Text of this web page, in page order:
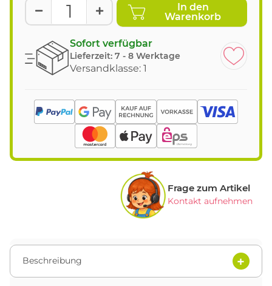
In den
Warenkorb
Sofort verfügbar
Lieferzeit: 7 - 8 Werktage
Versandklasse: 1
Frage zum Artikel
Kontakt aufnehmen
Beschreibung